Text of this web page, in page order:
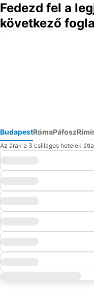
Fedezd fel a
következő
BudapestRómaPáfosz
Az árak a 3 csillagos hotelek